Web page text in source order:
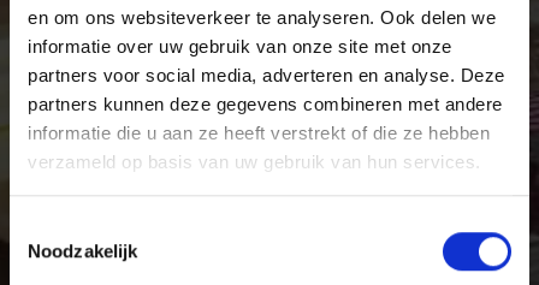
en om ons websiteverkeer te analyseren. Ook delen we
informatie over uw gebruik van onze site met onze
partners voor social media, adverteren en analyse. Deze
partners kunnen deze gegevens combineren met andere
informatie die u aan ze heeft verstrekt of die ze hebben
verzameld op basis van uw gebruik van hun services.
Noodzakelijk